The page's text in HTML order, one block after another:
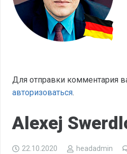
Для отправки комментария
авторизоваться.
Alexej
22.10.2020 headadmin